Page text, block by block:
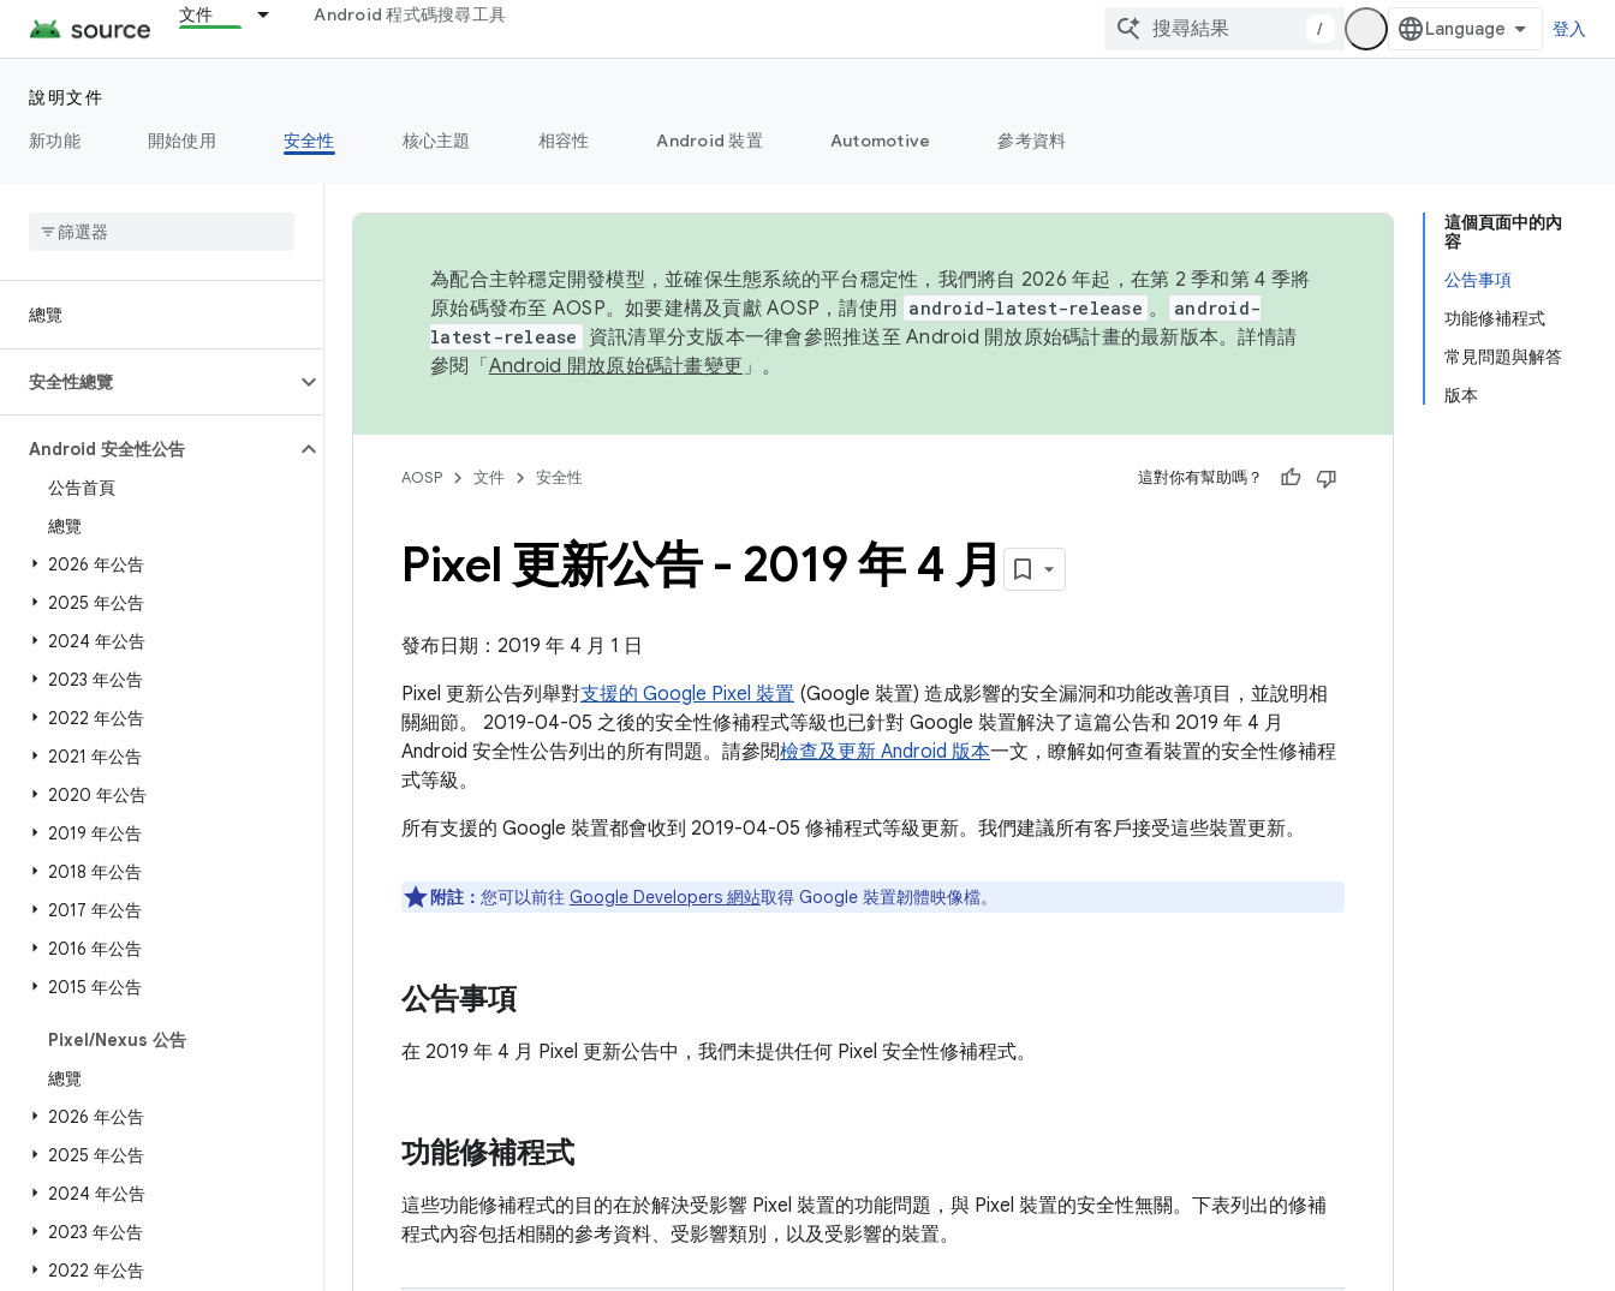
文件 Android 程式碼搜尋工具
/ 登入
說明文件
新功能
開始使用 安全性 核心主題 相容性 Android 裝置 Automotive 參考資料
總覽
安全性總覽
Android 安全性公告
公告首頁
總覽
2026 年公告
2025 年公告
2024 年公告
2023 年公告
2022 年公告
2021 年公告
2020 年公告
2019 年公告
2018 年公告
2017 年公告
2016 年公告
2015 年公告
Pixel/Nexus 公告
總覽
2026 年公告
2025 年公告
2024 年公告
2023 年公告
2022 年公告
這個頁面中的內
容
公告事項
功能修補程式
常見問題與解答
版本
為配合主幹穩定開發模型，並確保生態系統的平台穩定性，我們將自 2026 年起，在第 2 季和第 4 季將
原始碼發布至 AOSP。如要建構及貢獻 AOSP，請使用 android-latest-release 。
android-
latest-release
資訊清單分支版本一律會參照推送至 Android 開放原始碼計畫的最新版本。詳情請
參閱「 Android 開放原始碼計畫變更 」。
AOSP 文件 安全性 這對你有幫助嗎？
Pixel 更新公告 - 2019 年 4 月
發布日期：2019 年 4 月 1 日
Pixel 更新公告列舉對支援的 Google Pixel 裝置 (Google 裝置) 造成影響的安全漏洞和功能改善項目，並說明相
關細節。 2019-04-05 之後的安全性修補程式等級也已針對 Google 裝置解決了這篇公告和 2019 年 4 月
Android 安全性公告列出的所有問題。請參閱檢查及更新 Android 版本一文，瞭解如何查看裝置的安全性修補程
式等級。
所有支援的 Google 裝置都會收到 2019-04-05 修補程式等級更新。我們建議所有客戶接受這些裝置更新。
附註： 您可以前往 Google Developers 網站取得 Google 裝置韌體映像檔。
公告事項
在 2019 年 4 月 Pixel 更新公告中，我們未提供任何 Pixel 安全性修補程式。
功能修補程式
這些功能修補程式的目的在於解決受影響 Pixel 裝置的功能問題，與 Pixel 裝置的安全性無關。下表列出的修補
程式內容包括相關的參考資料、受影響類別，以及受影響的裝置。